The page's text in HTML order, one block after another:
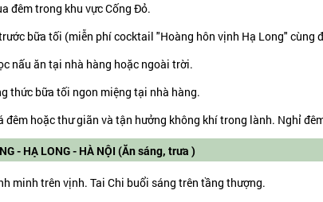
đêm trong khu vực Cống Đỏ.
bữa tối (miễn phí cocktail "Hoàng hôn vịnh Hạ Long" cùng
nấu ăn tại nhà hàng hoặc ngoài trời.
thức bữa tối ngon miệng tại nhà hàng.
đêm hoặc thư giãn và tận hưởng không khí trong lành. Nghỉ
- HẠ LONG - HÀ NỘI (Ăn sáng, trưa )
minh trên vịnh. Tai Chi buổi sáng trên tầng thượng.